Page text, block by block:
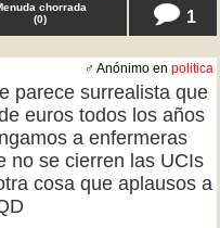
chorrada
(0) 1
♂ Anónimo en politica
parece surrealista que
euros todos los años
a enfermeras
no se cierren las UCIs
cosa que aplausos a